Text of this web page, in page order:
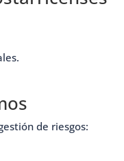
de riesgos: